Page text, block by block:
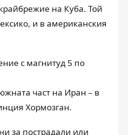
на Куба. Той
и в американския
с магнитуд 5 по
част на Иран – в
Хормозган.
за пострадали или